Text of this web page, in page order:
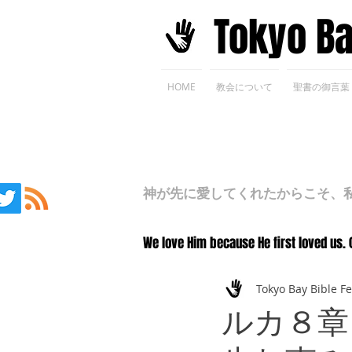
​Tokyo
HOME 教会について 聖書の御言葉
神が先に愛してくれたからこそ、
We love Him because He first loved us.
ルカ８
Tokyo Bay Bible